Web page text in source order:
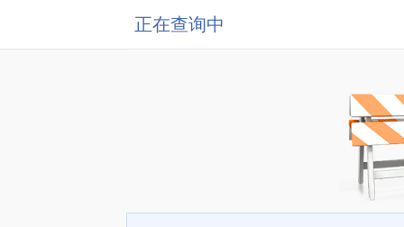
正在查询中